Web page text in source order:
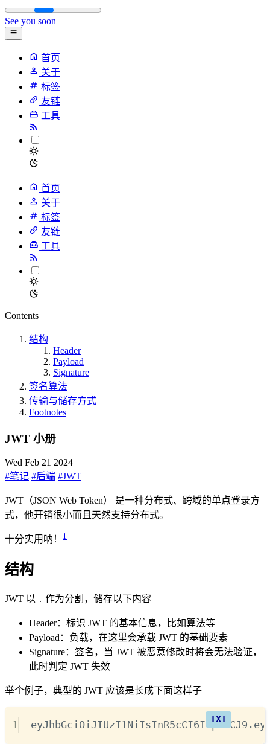
See you soon
首页
关于
标签
友链
工具
首页
关于
标签
友链
工具
Contents
结构
Header
Payload
Signature
签名算法
传输与储存方式
Footnotes
JWT 小册
Wed Feb 21 2024
#笔记 #后端 #JWT
JWT（JSON Web Token） 是一种分布式、跨域的单点登录方
式，他开销很小而且天然支持分布式。
十分实用呐！ 1
结构
JWT 以 . 作为分割，储存以下内容
Header：标识 JWT 的基本信息，比如算法等
Payload：负载，在这里会承载 JWT 的基础要素
Signature：签名，当 JWT 被恶意修改时将会无法验证，
此时判定 JWT 失效
举个例子，典型的 JWT 应该是长成下面这样子
1